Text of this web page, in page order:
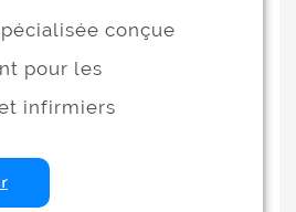
conçue
pour les
infirmiers